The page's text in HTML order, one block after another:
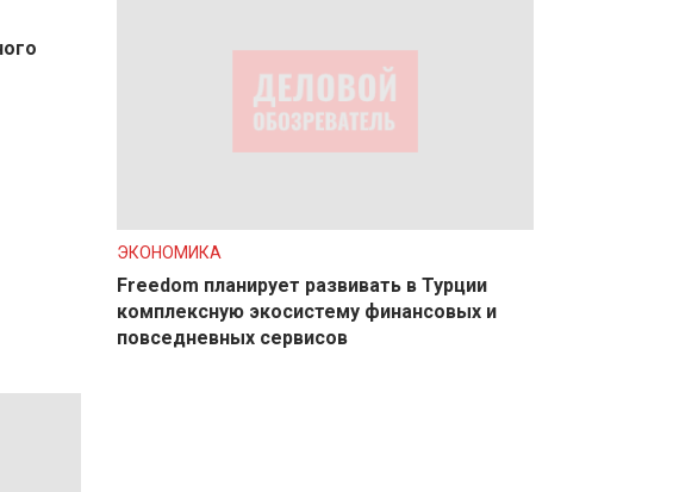
ЭКОНОМИКА
Freedom планирует развивать в Турции
комплексную экосистему финансовых и
повседневных сервисов